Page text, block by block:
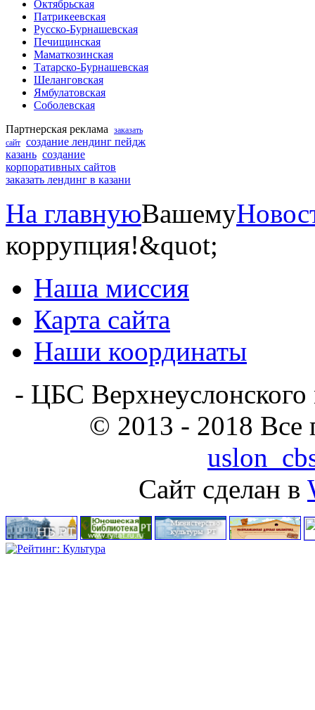
Октябрьская
Патрикеевская
Русско-Бурнашевская
Печищинская
Маматкозинская
Татарско-Бурнашевская
Шеланговская
Ямбулатовская
Соболевская
Партнерская реклама
заказать
сайт создание лендинг пейдж
казань создание
корпоративных сайтов
заказать лендинг в казани
На главнуюВашему
коррупция!&quot;
Наша миссия
Карта сайта
Наши координаты
- ЦБС
© 2013 - 2018
Сайт сделан в